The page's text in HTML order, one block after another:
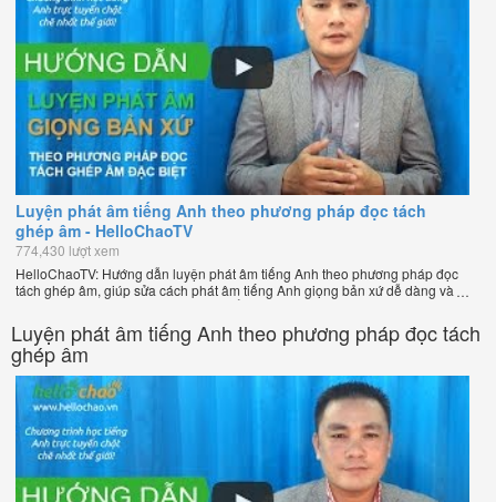
Luyện phát âm tiếng Anh theo phương pháp đọc tách
ghép âm - HelloChaoTV
774,430 lượt xem
HelloChaoTV: Hướng dẫn luyện phát âm tiếng Anh theo phương pháp đọc
tách ghép âm, giúp sửa cách phát âm tiếng Anh giọng bản xứ dễ dàng và
nhanh chóng của thầy Phạm Việt Thắng, đồng sáng lập HelloChao.vn -
Chương trình dạy tiếng Anh trực tuyến chặt chẽ nhất thế giới!
Luyện phát âm tiếng Anh theo phương pháp đọc tách
ghép âm